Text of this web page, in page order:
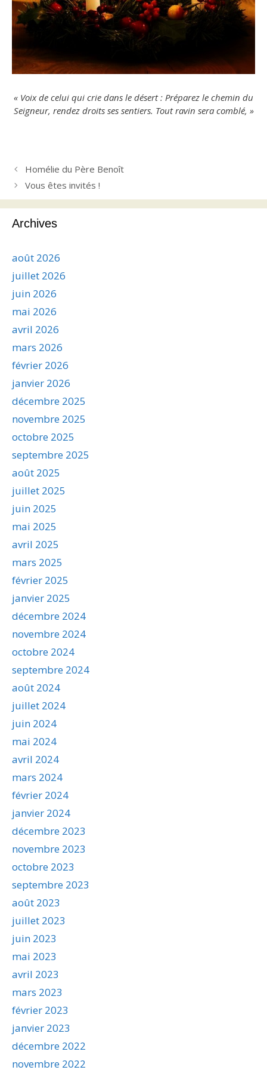
« Voix de celui qui crie dans le désert : Préparez le chemin du
Seigneur, rendez droits ses sentiers. Tout ravin sera comblé, »
Homélie du Père Benoît
Vous êtes invités !
Archives
août 2026
juillet 2026
juin 2026
mai 2026
avril 2026
mars 2026
février 2026
janvier 2026
décembre 2025
novembre 2025
octobre 2025
septembre 2025
août 2025
juillet 2025
juin 2025
mai 2025
avril 2025
mars 2025
février 2025
janvier 2025
décembre 2024
novembre 2024
octobre 2024
septembre 2024
août 2024
juillet 2024
juin 2024
mai 2024
avril 2024
mars 2024
février 2024
janvier 2024
décembre 2023
novembre 2023
octobre 2023
septembre 2023
août 2023
juillet 2023
juin 2023
mai 2023
avril 2023
mars 2023
février 2023
janvier 2023
décembre 2022
novembre 2022